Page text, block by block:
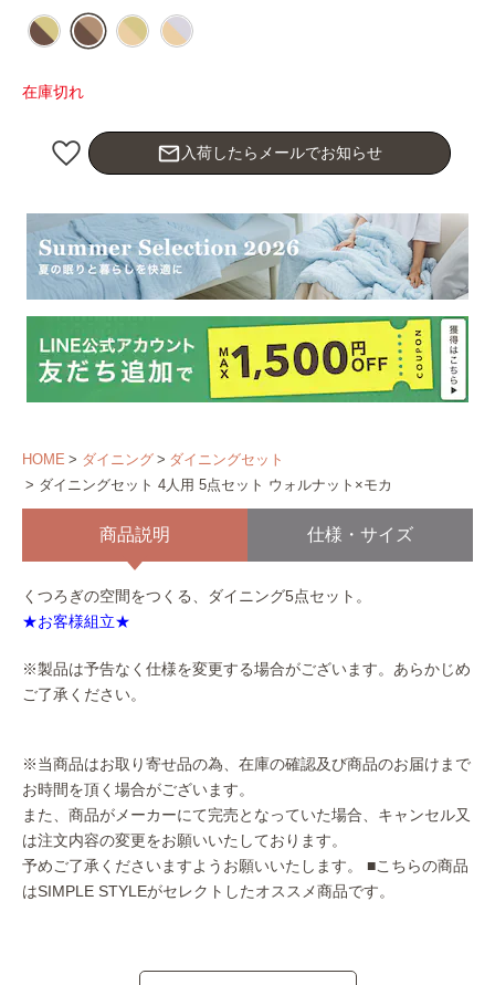
在庫切れ
mail_outline 入荷したらメールでお知らせ
HOME ダイニング
ダイニングセット
ダイニングセット 4人用 5点セット ウォルナット×モカ
商品説明 仕様・サイズ
くつろぎの空間をつくる、ダイニング5点セット。
★お客様組立★
※製品は予告なく仕様を変更する場合がございます。あらかじめ
ご了承ください。
※当商品はお取り寄せ品の為、在庫の確認及び商品のお届けまで
お時間を頂く場合がございます。
また、商品がメーカーにて完売となっていた場合、キャンセル又
は注文内容の変更をお願いいたしております。
予めご了承くださいますようお願いいたします。 ■こちらの商品
はSIMPLE STYLEがセレクトしたオススメ商品です。